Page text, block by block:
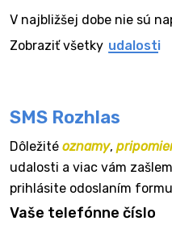
V najbližšej dobe nie sú
Zobraziť všetky udalosti
SMS Rozhlas
Dôležité oznamy,
udalosti a viac vám
prihlásite odoslaním
Vaše telefónne číslo